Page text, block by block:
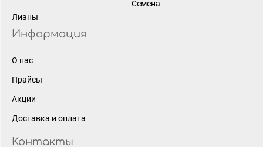
Лианы
Семена
Информация
О нас
Прайсы
Акции
Доставка и оплата
Контакты